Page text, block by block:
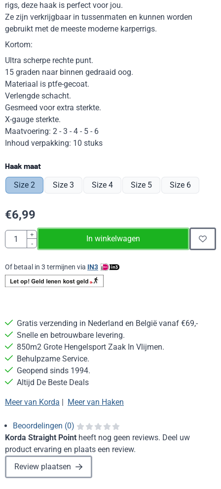
rigs, deze haak is perfect voor jou.
Ze zijn verkrijgbaar in tussenmaten en kunnen worden
gebruikt met de meeste moderne karperrigs.
Kortom:
Ultra scherpe rechte punt.
15 graden naar binnen gedraaid oog.
Materiaal is ptfe-gecoat.
Verlengde schacht.
Gesmeed voor extra sterkte.
X-gauge sterkte.
Maatvoering: 2 - 3 - 4 - 5 - 6
Inhoud verpakking: 10 stuks
Maak een keuze voor
Haak maat
Size 2 Size 3 Size 4 Size 5 Size 6
€6,99
Aantal
+
-
In winkelwagen
Of betaal in 3 termijnen via IN3
Gratis verzending in Nederland en België vanaf €69,-
Snelle en betrouwbare levering.
850m2 Grote Hengelsport Zaak In Vlijmen.
Behulpzame Service.
Geopend sinds 1994.
Altijd De Beste Deals
Meer van Korda | Meer van Haken
Beoordelingen (0)
Korda Straight Point heeft nog geen reviews. Deel uw
product ervaring en plaats een review.
Review plaatsen